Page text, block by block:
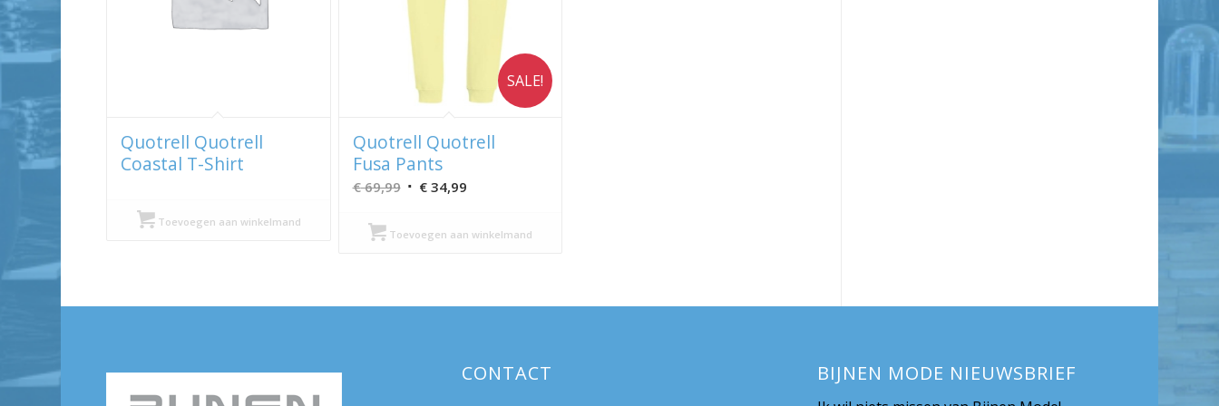
Quotrell Quotrell
Coastal T-Shirt
Toevoegen aan winkelmand
SALE!
Quotrell Quotrell
Fusa Pants
€69,99 Oorspronkelijke
was:
€34,99Huidige
is:
Toevoegen aan winkelmand
CONTACT BIJNEN MODE NIEUWSBRIEF